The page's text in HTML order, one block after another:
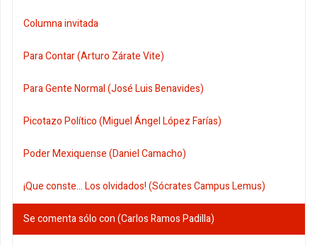
Columna invitada
Para Contar (Arturo Zárate Vite)
Para Gente Normal (José Luis Benavides)
Picotazo Político (Miguel Ángel López Farías)
Poder Mexiquense (Daniel Camacho)
¡Que conste... Los olvidados! (Sócrates Campus Lemus)
Se comenta sólo con (Carlos Ramos Padilla)